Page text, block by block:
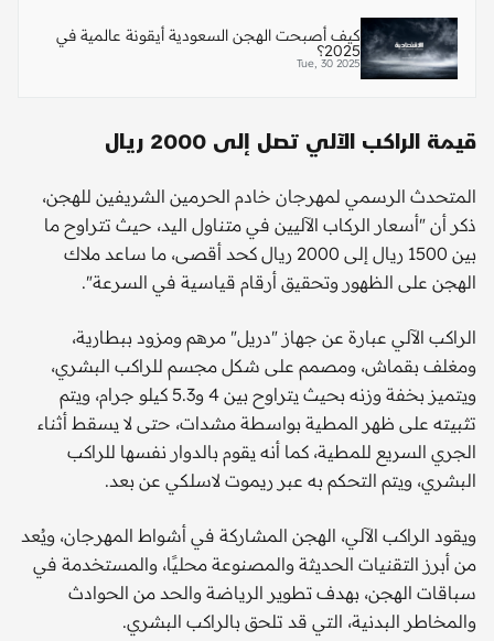
كيف أصبحت الهجن السعودية أيقونة عالمية في
2025؟
Tue, 30 2025
قيمة الراكب الآلي تصل إلى 2000 ريال
المتحدث الرسمي لمهرجان خادم الحرمين الشريفين للهجن،
ذكر أن "أسعار الركاب الآليين في متناول اليد، حيث تتراوح ما
بين 1500 ريال إلى 2000 ريال كحد أقصى، ما ساعد ملاك
الهجن على الظهور وتحقيق أرقام قياسية في السرعة".
الراكب الآلي عبارة عن جهاز "دريل" مرهم ومزود ببطارية،
ومغلف بقماش، ومصمم على شكل مجسم للراكب البشري،
ويتميز بخفة وزنه بحيث يتراوح بين 4 و5.3 كيلو جرام، ويتم
تثبيته على ظهر المطية بواسطة مشدات، حتى لا يسقط أثناء
الجري السريع للمطية، كما أنه يقوم بالدوار نفسها للراكب
البشري، ويتم التحكم به عبر ريموت لاسلكي عن بعد.
ويقود الراكب الآلي، الهجن المشاركة في أشواط المهرجان، ويُعد
من أبرز التقنيات الحديثة والمصنوعة محليًا، والمستخدمة في
سباقات الهجن، بهدف تطوير الرياضة والحد من الحوادث
والمخاطر البدنية، التي قد تلحق بالراكب البشري.